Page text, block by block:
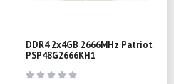
DDR4 2x4GB 2666MHz Patriot
PSP48G2666KH1